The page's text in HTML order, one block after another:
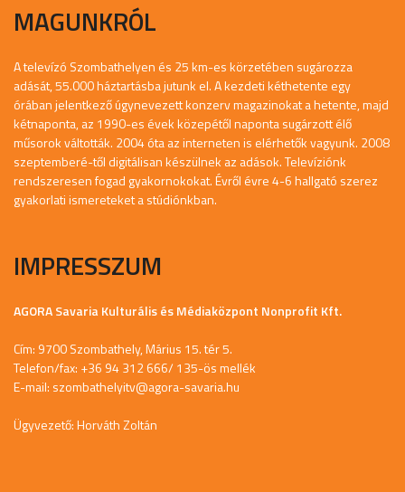
MAGUNKRÓL
A televízó Szombathelyen és 25 km-es körzetében sugározza
adását, 55.000 háztartásba jutunk el. A kezdeti kéthetente egy
órában jelentkező úgynevezett konzerv magazinokat a hetente, majd
kétnaponta, az 1990-es évek közepétől naponta sugárzott élő
műsorok váltották. 2004 óta az interneten is elérhetők vagyunk. 2008
szeptemberé-től digitálisan készülnek az adások. Televíziónk
rendszeresen fogad gyakornokokat. Évről évre 4-6 hallgató szerez
gyakorlati ismereteket a stúdiónkban.
IMPRESSZUM
AGORA Savaria Kulturális és Médiaközpont Nonprofit Kft.
Cím: 9700 Szombathely, Márius 15. tér 5.
Telefon/fax: +36 94 312 666/ 135-ös mellék
E-mail: szombathelyitv@agora-savaria.hu
Ügyvezető: Horváth Zoltán